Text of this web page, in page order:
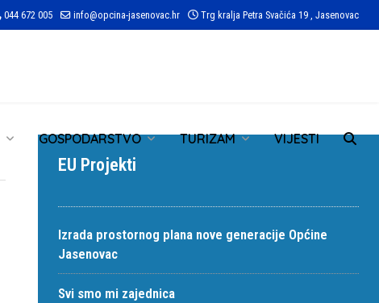
044 672 005 info@opcina-jasenovac.hr Trg kralja Petra Svačića 19 , Jasenovac
GOSPODARSTVO TURIZAM VIJESTI
EU Projekti
Izrada prostornog plana nove generacije Općine
Jasenovac
Svi smo mi zajednica